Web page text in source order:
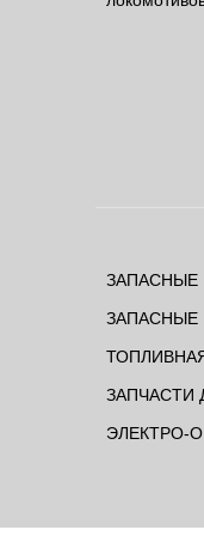
ЗАПАСНЫЕ
ЗАПАСНЫЕ
ЗАПЧАСТИ
ЭЛЕКТРО-